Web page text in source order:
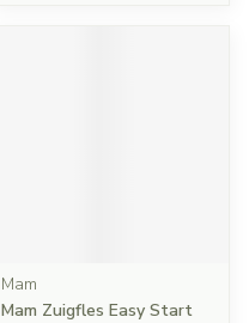
Mam
Mam Zuigfles Easy Start